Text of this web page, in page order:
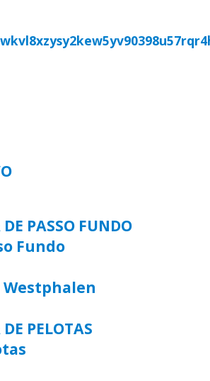
PASSO FUNDO
Fundo
Westphalen
PELOTAS